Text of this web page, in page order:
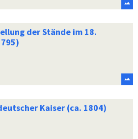
der Stände im 18.
Kaiser (ca. 1804)